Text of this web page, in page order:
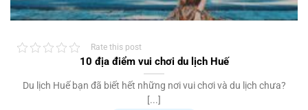
Rate this post
10 địa điểm vui chơi du lịch Huế
Du lịch Huế bạn đã biết hết những nơi vui chơi và du lịch chưa?
[...]